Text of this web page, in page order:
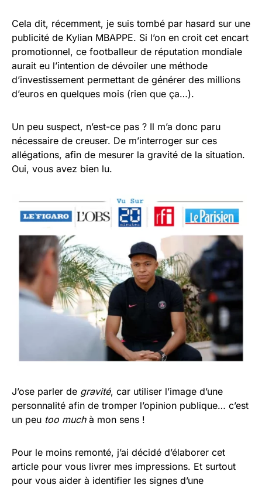
Cela dit, récemment, je suis tombé par hasard sur une
publicité de Kylian MBAPPE. Si l’on en croit cet encart
promotionnel, ce footballeur de réputation mondiale
aurait eu l’intention de dévoiler une méthode
d’investissement permettant de générer des millions
d’euros en quelques mois (rien que ça…).
Un peu suspect, n’est-ce pas ? Il m’a donc paru
nécessaire de creuser. De m’interroger sur ces
allégations, afin de mesurer la gravité de la situation.
Oui, vous avez bien lu.
J’ose parler de gravité, car utiliser l’image d’une
personnalité afin de tromper l’opinion publique… c’est
un peu too much à mon sens !
Pour le moins remonté, j’ai décidé d’élaborer cet
article pour vous livrer mes impressions. Et surtout
pour vous aider à identifier les signes d’une